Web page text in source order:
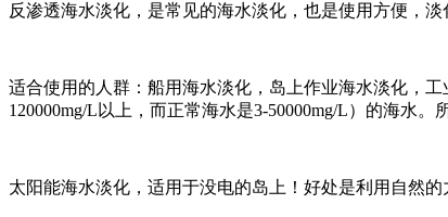
反渗透海水淡化，是常见的海水淡化，也是使用方便，
适合使用的人群：船用海水淡化，岛上作业海水淡化，
120000mg/L以上，而正常海水是3-50000mg/L）的海水
太阳能海水淡化，适用于没电的岛上！好处是利用自然的